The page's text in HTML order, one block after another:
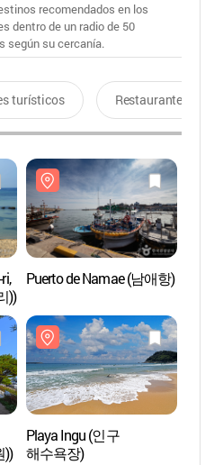
recomendados en los
dentro de un radio de 50
según su cercanía.
turísticos Restaurantes
))
Puerto de Namae (남애항)
))
Playa Ingu (인구
해수욕장)